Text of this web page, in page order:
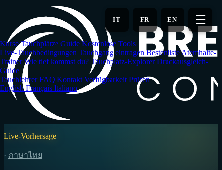
Hauptinhalt
springen
EN
FR
IT ☰
Kurse Tauchplätze Guide Kostenlose Tools
Live-Tauchbedingungen Tauchgang eintragen BestenlisteAtemhalte-
Trainer Wie tief kommst du? Tauchplatz-Explorer Druckausgleich-
Guide
Tauchlehrer FAQ Kontakt Verfügbarkeit Prüfen
EnglishFrançais Italiano
Live-Vorhersage
· ภาษาไทย